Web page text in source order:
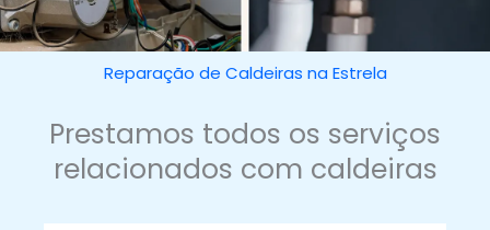
Reparação de Caldeiras na Estrela
Prestamos todos os serviços
relacionados com caldeiras